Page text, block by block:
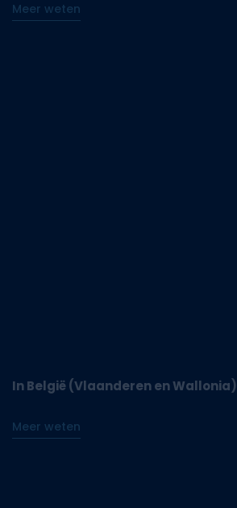
Meer weten
In België (Vlaanderen en Wallonia)
Meer weten